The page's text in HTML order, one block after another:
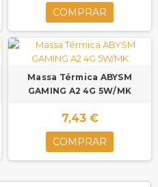
COMPRAR
Massa Térmica ABYSM
GAMING A2 4G 5W/MK
7,43 €
COMPRAR